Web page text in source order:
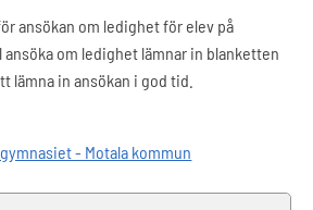
ansökan om ledighet för elev på
om ledighet lämnar in blanketten
lämna in ansökan i god tid.
- Motala kommun